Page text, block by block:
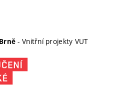
- Vnitřní projekty VUT